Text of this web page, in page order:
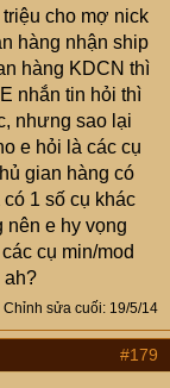
cho mợ nick
hàng nhận ship
hàng KDCN thì
nhắn tin hỏi thì
nhưng sao lại
e hỏi là các cụ
gian hàng có
1 số cụ khác
nên e hy vọng
cụ min/mod
ah?
Chỉnh sửa cuối: 19/5/14
#179